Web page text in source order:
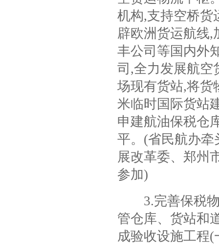
机构,支持空桥货
辟欧洲货运航线,
丰公司等国内外
司 ,全力发展航空
场现有货站,将货
米临时国际货站
申建航油保税仓
平。 (省民航办牵
展改革委、郑州
参加)
3.完善保税
管仓库、货站和
成验收设施工程(